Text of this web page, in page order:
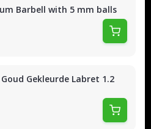
Barbell with 5 mm balls
Gekleurde Labret 1.2